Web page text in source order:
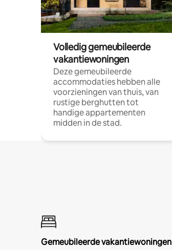
Volledig gemeubileerde
vakantiewoningen
Deze gemeubileerde
accommodaties hebben alle
voorzieningen van thuis, van
rustige berghutten tot
handige appartementen
midden in de stad.
Gemeubileerde vakantiewoningen